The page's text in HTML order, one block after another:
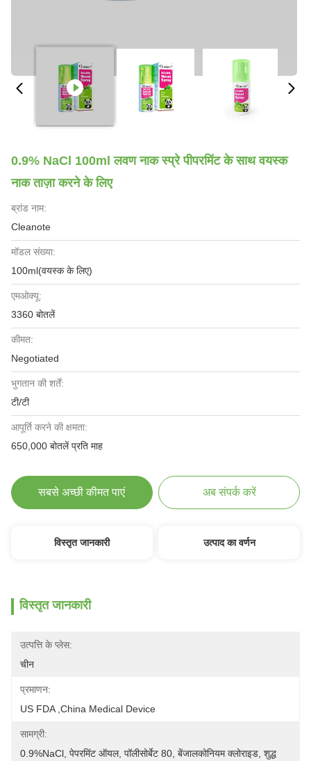
0.9% NaCl 100ml लवण नाक स्प्रे पीपरमिंट के साथ वयस्क
नाक ताज़ा करने के लिए
ब्रांड नाम:
Cleanote
मॉडल संख्या:
100ml(वयस्क के लिए)
एमओक्यू:
3360 बोतलें
कीमत:
Negotiated
भुगतान की शर्तें:
टी/टी
आपूर्ति करने की क्षमता:
650,000 बोतलें प्रति माह
सबसे अच्छी कीमत पाएं अब संपर्क करें
विस्तृत जानकारी उत्पाद का वर्णन
विस्तृत जानकारी
उत्पत्ति के प्लेस:
चीन
प्रमाणन:
US FDA ,China Medical Device
सामग्री:
0.9%NaCl, पेपरमिंट ऑयल, पॉलीसोर्बेट 80, बेंजालकोनियम क्लोराइड, शुद्ध